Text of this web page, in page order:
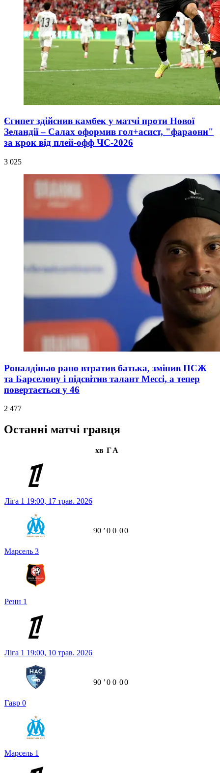
Єгипет здійснив камбек у матчі проти Нової
Зеландії – Салах оформив гол+асист, "фараони"
за крок від плей-офф ЧС-2026
3 025
Роналдінью рано втратив батька, змінив ПСЖ
та Барселону і підсвітив талант Мессі, а тепер
повертається у 46
2 477
Останні матчі гравця
хв ГА
Ліга 1 19:00, 17 трав. 2026
Марсель 3
Ренн 1
90 ʼ0 0 00
Ліга 1 19:00, 10 трав. 2026
Гавр 0
Марсель 1
90 ʼ0 0 00